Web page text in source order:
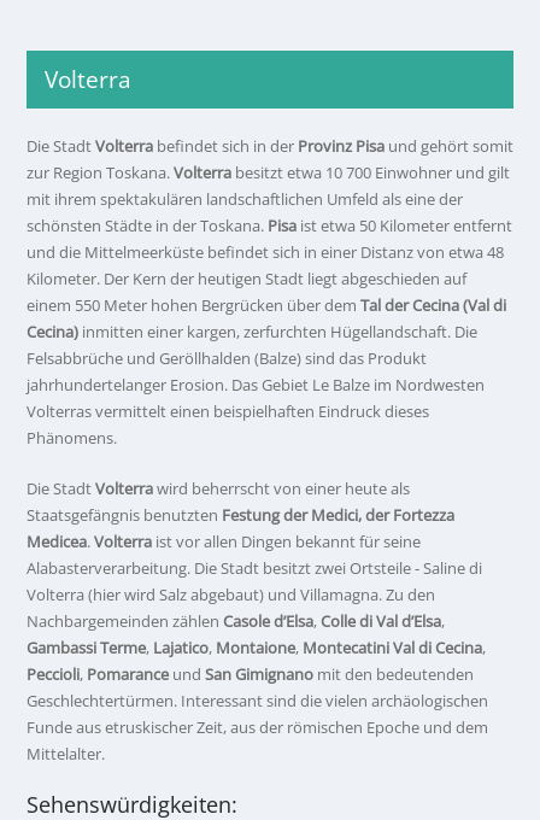
Volterra
Die StadtVolterra befindet sich in der Provinz Pisa und gehört somit
zur Region Toskana.Volterra besitzt etwa 10 700 Einwohner und gilt
mit ihrem spektakulären landschaftlichen Umfeld als eine der
schönsten Städte in der Toskana. Pisa ist etwa 50 Kilometer entfernt
und die Mittelmeerküste befindet sich in einer Distanz von etwa 48
Kilometer. Der Kern der heutigen Stadt liegt abgeschieden auf
einem 550 Meter hohen Bergrücken über dem Tal der Cecina (Val di
Cecina) inmitten einer kargen, zerfurchten Hügellandschaft. Die
Felsabbrüche und Geröllhalden (Balze) sind das Produkt
jahrhundertelanger Erosion. Das Gebiet Le Balze im Nordwesten
Volterras vermittelt einen beispielhaften Eindruck dieses
Phänomens.
Die StadtVolterrawird beherrscht von einer heute als
Staatsgefängnis benutzten Festung der Medici, der Fortezza
Medicea.Volterra ist vor allen Dingen bekannt für seine
Alabasterverarbeitung. Die Stadt besitzt zwei Ortsteile - Saline di
Volterra (hier wird Salz abgebaut) und Villamagna. Zu den
Nachbargemeinden zählen Casole d’Elsa,Colle di Val d’Elsa,
Gambassi Terme, Lajatico, Montaione, Montecatini Val di Cecina,
Peccioli, Pomarance und San Gimignano mit den bedeutenden
Geschlechtertürmen. Interessant sind die vielen archäologischen
Funde aus etruskischer Zeit, aus der römischen Epoche und dem
Mittelalter.
Sehenswürdigkeiten: